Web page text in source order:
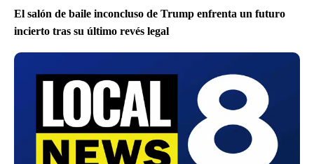
El salón de baile inconcluso de Trump enfrenta un futuro
incierto tras su último revés legal